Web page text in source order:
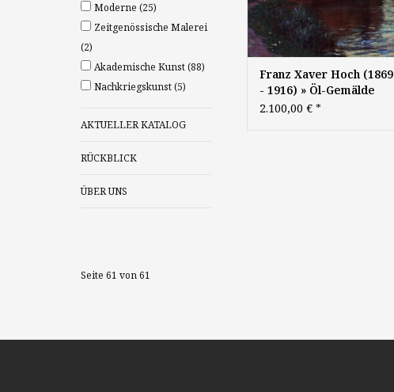
Moderne (25)
Zeitgenössische Malerei
(2)
Akademische Kunst(88)
Nachkriegskunst(5)
AKTUELLER KATALOG
RÜCKBLICK
ÜBER UNS
Franz Xaver Hoch (1869
- 1916) » Öl-Gemälde
Impressionismus Meer
2.100,00 € *
Seite 61 von 61